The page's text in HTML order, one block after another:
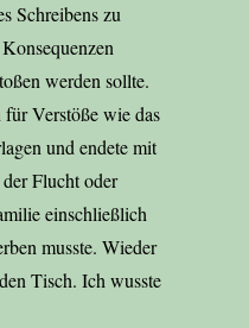
Schreibens zu
werden sollte.
Verstöße wie das
und endete mit
Flucht oder
einschließlich
musste. Wieder
Tisch. Ich wusste